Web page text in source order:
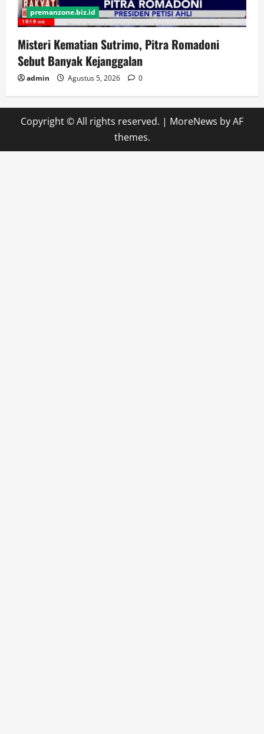
premanzone.biz.id
Misteri Kematian Sutrimo, Pitra Romadoni
Sebut Banyak Kejanggalan
admin Agustus 5, 2026 0
Copyright © All rights reserved. | MoreNews by AF
themes.